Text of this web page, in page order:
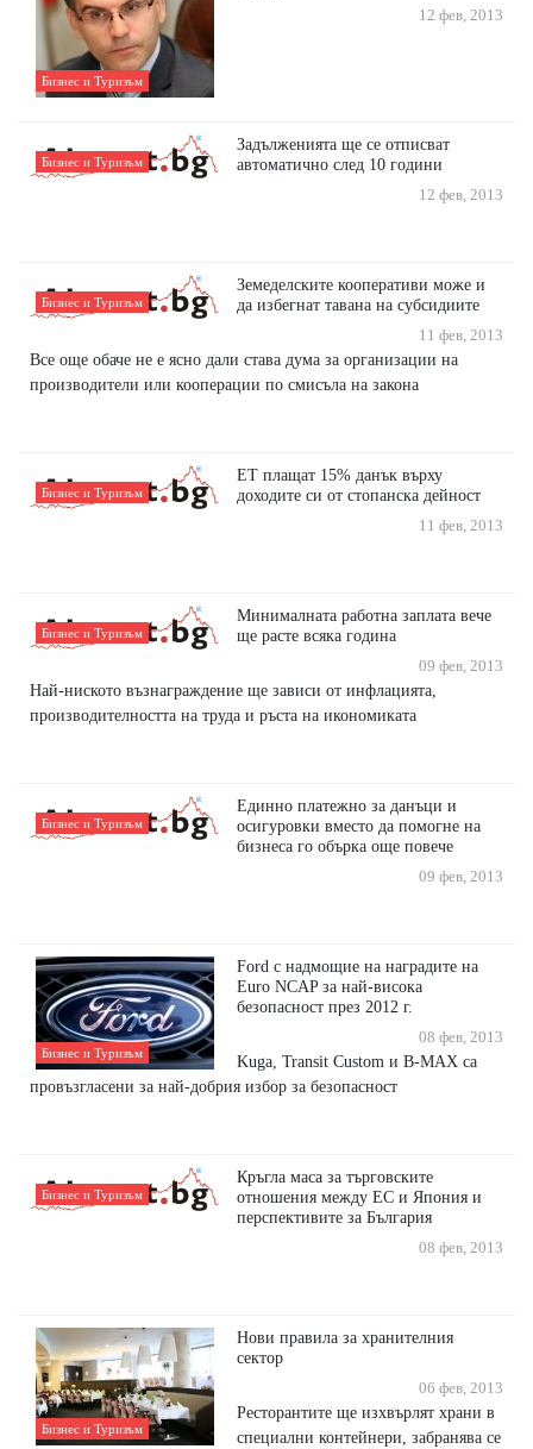
Бизнес и Туризъм
12 фев, 2013
Бизнес и Туризъм
Задълженията ще се отписват
автоматично след 10 години
12 фев, 2013
Бизнес и Туризъм
Земеделските кооперативи може и
да избегнат тавана на субсидиите
11 фев, 2013
Все още обаче не е ясно дали става дума за организации на
производители или кооперации по смисъла на закона
Бизнес и Туризъм
ЕТ плащат 15% данък върху
доходите си от стопанска дейност
11 фев, 2013
Бизнес и Туризъм
Минималната работна заплата вече
ще расте всяка година
09 фев, 2013
Най-ниското възнаграждение ще зависи от инфлацията,
производителността на труда и ръста на икономиката
Бизнес и Туризъм
Eдинно платежно за данъци и
осигуровки вместо да помогне на
бизнеса го обърка още повече
09 фев, 2013
Бизнес и Туризъм
Ford с надмощие на наградите на
Euro NCAP за най-висока
безопасност през 2012 г.
08 фев, 2013
Kuga, Transit Custom и B-MAX са
провъзгласени за най-добрия избор за безопасност
Бизнес и Туризъм
Кръгла маса за търговските
отношения между ЕС и Япония и
перспективите за България
08 фев, 2013
Бизнес и Туризъм
Нови правила за хранителния
сектор
06 фев, 2013
Ресторантите ще изхвърлят храни в
специални контейнери, забранява се